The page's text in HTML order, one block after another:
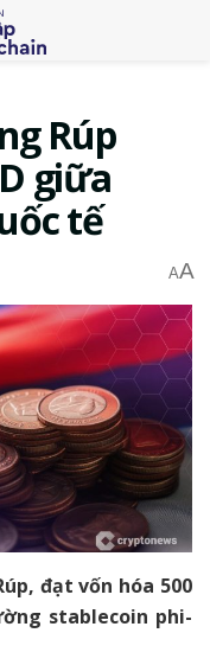
Rúp
giữa
tế
AA
đạt vốn hóa 500
stablecoin phi-